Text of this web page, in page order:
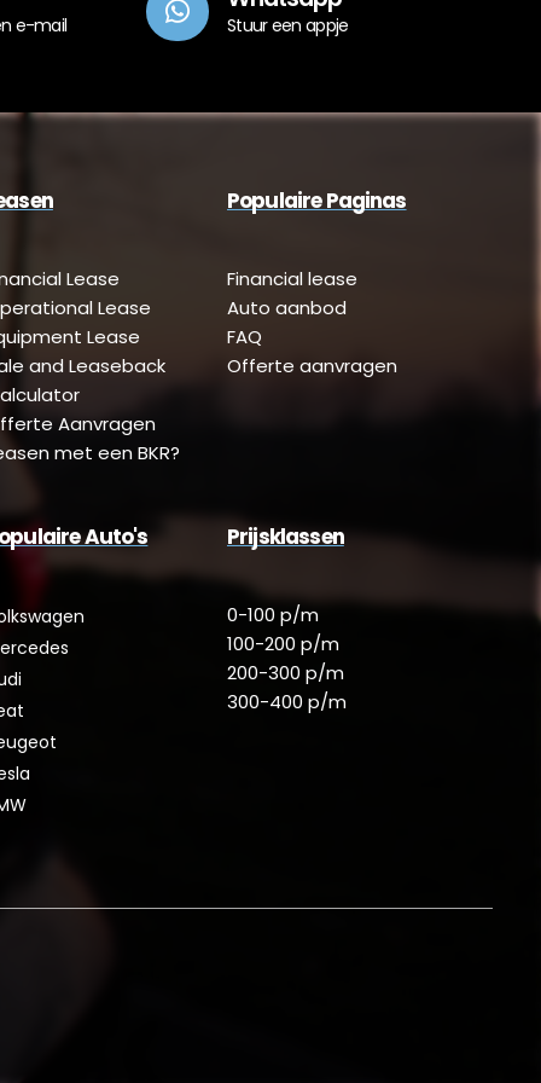
e-mail Stuur een appje
Lease
Lease
Lease
and Leaseback
Aanvragen
met een BKR?
Populaire Paginas
Financial lease
Auto aanbod
FAQ
Offerte aanvragen
Auto's Prijsklassen
0-100 p/m
100-200 p/m
200-300 p/m
300-400 p/m